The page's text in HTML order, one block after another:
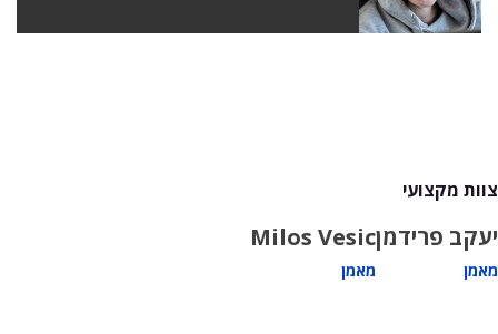
צוות מקצועי
יעקב פרידמן
מאמן
Milos Vesic
מאמן